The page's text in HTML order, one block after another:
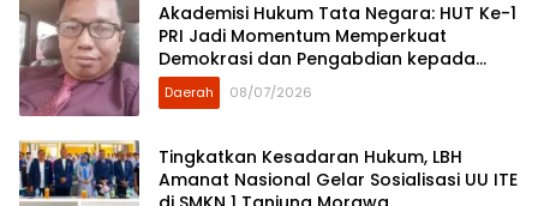
Akademisi Hukum Tata Negara: HUT Ke-1
PRI Jadi Momentum Memperkuat
Demokrasi dan Pengabdian kepada
Rakyat
Daerah 08/07/2026
Tingkatkan Kesadaran Hukum, LBH
Amanat Nasional Gelar Sosialisasi UU ITE